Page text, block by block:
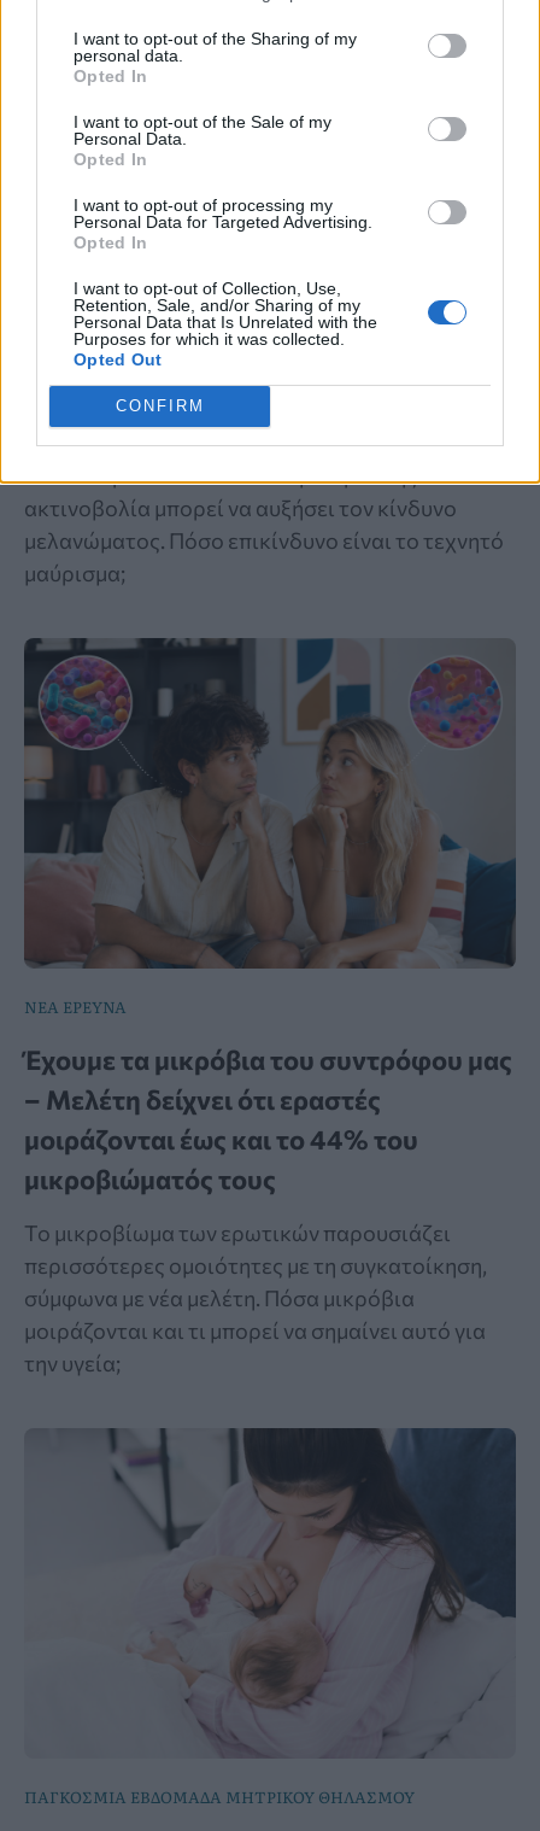
I want to opt-out of the Sharing of my
personal data.
Opted In
I want to opt-out of the Sale of my
Personal Data.
Opted In
I want to opt-out of processing my
Personal Data for Targeted Advertising.
Opted In
I want to opt-out of Collection, Use,
Retention, Sale, and/or Sharing of my
Personal Data that Is Unrelated with the
Purposes for which it was collected.
Opted Out
CONFIRM
ΣΥΜΒΟΥΛΕΣ ΕΙΔΙΚΩΝ
Το σολάριουμ είναι πάλι στη μόδα –
Ειδικοί αποκαλύπτουν τι μπορεί να
κάνει στο δέρμα μας
Τα σολάριουμ επιστρέφουν στη μόδα, όμως
ειδικοί προειδοποιούν ότι η υπεριώδης
ακτινοβολία μπορεί να αυξήσει τον κίνδυνο
μελανώματος. Πόσο επικίνδυνο είναι το τεχνητό
μαύρισμα;
ΝΕΑ ΕΡΕΥΝΑ
Έχουμε τα μικρόβια του συντρόφου μας
– Μελέτη δείχνει ότι εραστές
μοιράζονται έως και το 44% του
μικροβιώματός τους
Το μικροβίωμα των ερωτικών παρουσιάζει
περισσότερες ομοιότητες με τη συγκατοίκηση,
σύμφωνα με νέα μελέτη. Πόσα μικρόβια
μοιράζονται και τι μπορεί να σημαίνει αυτό για
την υγεία;
ΠΑΓΚΟΣΜΙΑ ΕΒΔΟΜΑΔΑ ΜΗΤΡΙΚΟΥ ΘΗΛΑΣΜΟΥ